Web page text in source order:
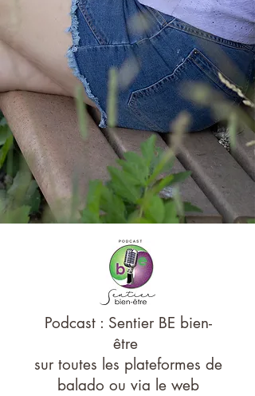
Podcast : Sentier BE bien-
être
sur toutes les plateformes de
balado ou via le web